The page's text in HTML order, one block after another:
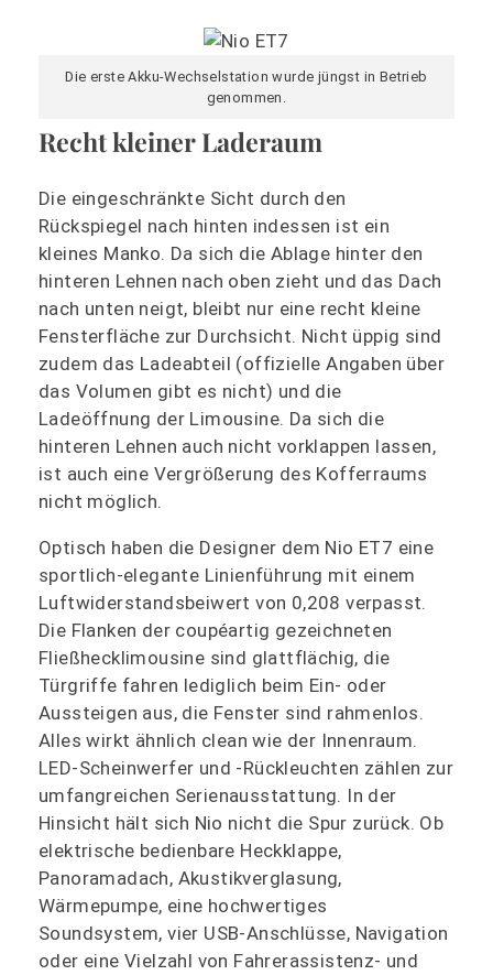
Die erste Akku-Wechselstation wurde jüngst in Betrieb
genommen.
Recht kleiner Laderaum
Die eingeschränkte Sicht durch den
Rückspiegel nach hinten indessen ist ein
kleines Manko. Da sich die Ablage hinter den
hinteren Lehnen nach oben zieht und das Dach
nach unten neigt, bleibt nur eine recht kleine
Fensterfläche zur Durchsicht. Nicht üppig sind
zudem das Ladeabteil (offizielle Angaben über
das Volumen gibt es nicht) und die
Ladeöffnung der Limousine. Da sich die
hinteren Lehnen auch nicht vorklappen lassen,
ist auch eine Vergrößerung des Kofferraums
nicht möglich.
Optisch haben die Designer dem Nio ET7 eine
sportlich-elegante Linienführung mit einem
Luftwiderstandsbeiwert von 0,208 verpasst.
Die Flanken der coupéartig gezeichneten
Fließhecklimousine sind glattflächig, die
Türgriffe fahren lediglich beim Ein- oder
Aussteigen aus, die Fenster sind rahmenlos.
Alles wirkt ähnlich clean wie der Innenraum.
LED-Scheinwerfer und -Rückleuchten zählen zur
umfangreichen Serienausstattung. In der
Hinsicht hält sich Nio nicht die Spur zurück. Ob
elektrische bedienbare Heckklappe,
Panoramadach, Akustikverglasung,
Wärmepumpe, eine hochwertiges
Soundsystem, vier USB-Anschlüsse, Navigation
oder eine Vielzahl von Fahrerassistenz- und